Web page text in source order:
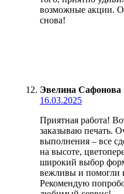
возможные акции.
снова!
Эвелина Сафонова
16.03.2025
Приятная работа!
заказываю печать.
выполнения – все
на высоте,
широкий выбор
вежливы и помогли
Рекомендую